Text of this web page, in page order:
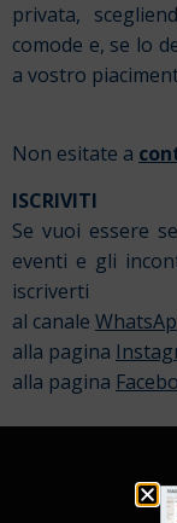
privata,
comode e, se lo
a vostro
Non esitate a
ISCRIVITI
Se vuoi essere
eventi e gli
iscriverti
al canale
alla pagina
alla pagina